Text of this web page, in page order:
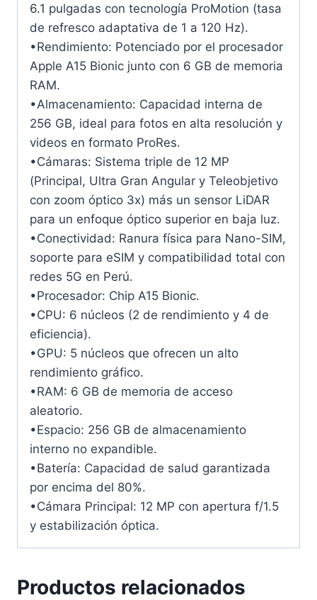
6.1 pulgadas con tecnología ProMotion (tasa
de refresco adaptativa de 1 a 120 Hz).
•Rendimiento: Potenciado por el procesador
Apple A15 Bionic junto con 6 GB de memoria
RAM.
•Almacenamiento: Capacidad interna de
256 GB, ideal para fotos en alta resolución y
videos en formato ProRes.
•Cámaras: Sistema triple de 12 MP
(Principal, Ultra Gran Angular y Teleobjetivo
con zoom óptico 3x) más un sensor LiDAR
para un enfoque óptico superior en baja luz.
•Conectividad: Ranura física para Nano-SIM,
soporte para eSIM y compatibilidad total con
redes 5G en Perú.
•Procesador: Chip A15 Bionic.
•CPU: 6 núcleos (2 de rendimiento y 4 de
eficiencia).
•GPU: 5 núcleos que ofrecen un alto
rendimiento gráfico.
•RAM: 6 GB de memoria de acceso
aleatorio.
•Espacio: 256 GB de almacenamiento
interno no expandible.
•Batería: Capacidad de salud garantizada
por encima del 80%.
•Cámara Principal: 12 MP con apertura f/1.5
y estabilización óptica.
Productos relacionados